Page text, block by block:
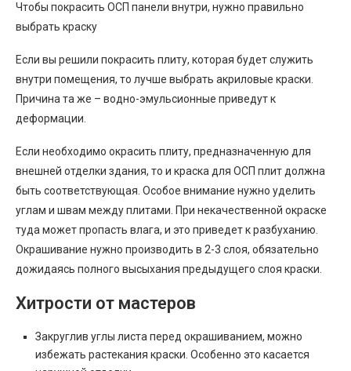
Чтобы покрасить ОСП панели внутри, нужно правильно
выбрать краску
Если вы решили покрасить плиту, которая будет служить
внутри помещения, то лучше выбрать акриловые краски.
Причина та же – водно-эмульсионные приведут к
деформации.
Если необходимо окрасить плиту, предназначенную для
внешней отделки здания, то и краска для ОСП плит должна
быть соответствующая. Особое внимание нужно уделить
углам и швам между плитами. При некачественной окраске
туда может пропасть влага, и это приведет к разбуханию.
Окрашивание нужно производить в 2-3 слоя, обязательно
дожидаясь полного высыхания предыдущего слоя краски.
Хитрости от мастеров
Закруглив углы листа перед окрашиванием, можно
избежать растекания краски. Особенно это касается